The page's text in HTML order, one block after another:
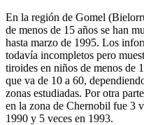
En la región de Gomel
de menos de 15 años se han
hasta marzo de 1995. Los
todavía incompletos pero
tiroides en niños de menos de
que va de 10 a 60,
zonas estudiadas. Por otra
en la zona de Chernobil fue 3
1990 y 5 veces en 1993.